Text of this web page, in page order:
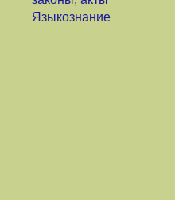
Языкознание